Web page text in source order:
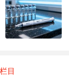
目